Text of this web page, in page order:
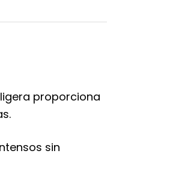
proporciona
sin